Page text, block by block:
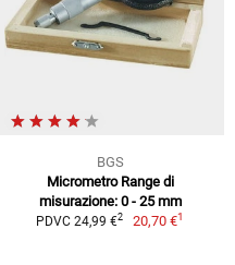
BGS
Micrometro Range di
misurazione: 0 - 25 mm
PDVC 24,99 €2 20,70 €1